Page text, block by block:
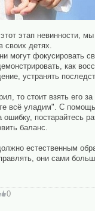
этап невинности,
своих детях.
могут фокусировать
как
устранять
то стоит взять его
всё уладим". С
ошибку,
баланс.
естественным
они сами
0